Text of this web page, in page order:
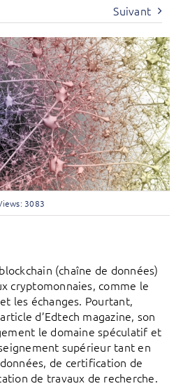
Suivant
3083
(chaîne de données)
cryptomonnaies, comme le
les échanges. Pourtant,
d’Edtech magazine, son
le domaine spéculatif et
supérieur tant en
de certification de
de travaux de recherche.